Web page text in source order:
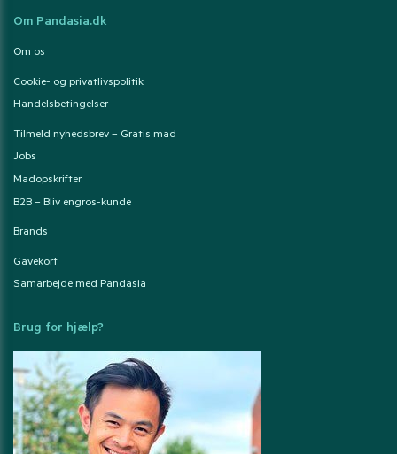
Om Pandasia.dk
Om os
Cookie- og privatlivspolitik
Handelsbetingelser
Tilmeld nyhedsbrev – Gratis mad
Jobs
Madopskrifter
B2B – Bliv engros-kunde
Brands
Gavekort
Samarbejde med Pandasia
Brug for hjælp?